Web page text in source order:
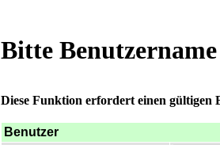
Bitte
Diese Funktion erfordert einen gültigen
Benutzer